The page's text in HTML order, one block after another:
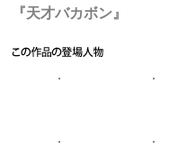
『天才バカボン』